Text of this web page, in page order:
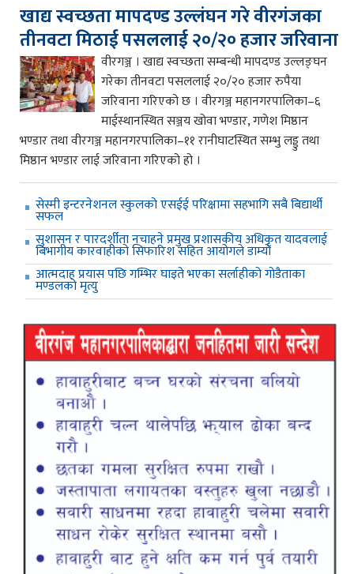
खाद्य स्वच्छता मापदण्ड उल्लंघन गरे वीरगंजका
तीनवटा मिठाई पसललाई २०/२० हजार जरिवाना
वीरगञ्ज । खाद्य स्वच्छता सम्बन्धी मापदण्ड उल्लङ्घन
गरेका तीनवटा पसललाई २०/२० हजार रुपैया
जरिवाना गरिएको छ । वीरगञ्ज महानगरपालिका–६
माईस्थानस्थित सञ्जय खोवा भण्डार, गणेश मिष्ठान
भण्डार तथा वीरगञ्ज महानगरपालिका–११ रानीघाटस्थित सम्भु लड्डु तथा
मिष्ठान भण्डार लाई जरिवाना गरिएको हो ।
सेस्मी इन्टरनेशनल स्कुलको एसईई परिक्षामा सहभागि सबै बिद्यार्थी
सफल
सुशासन र पारदर्शीता नचाहने प्रमुख प्रशासकीय अधिकृत यादवलाई
बिभागीय कारवाहीको सिफारिश सहित आयोगले डाम्यो
आत्मदाह प्रयास पछि गम्भिर घाइते भएका सर्लाहीको गोडैताका
मण्डलको मृत्यु